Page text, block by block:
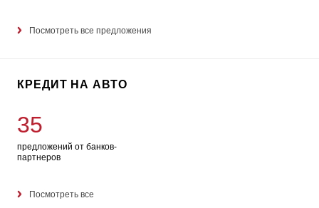
Посмотреть все предложения
КРЕДИТ НА АВТО
35
предложений от банков-
партнеров
Посмотреть все